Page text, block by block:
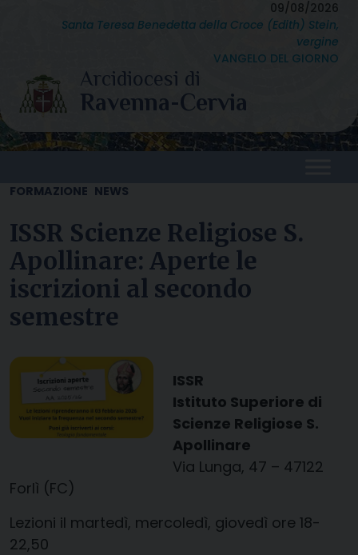
09/08/2026
Santa Teresa Benedetta della Croce (Edith) Stein,
vergine
VANGELO DEL GIORNO
FORMAZIONE NEWS
ISSR Scienze Religiose S.
Apollinare: Aperte le
iscrizioni al secondo
semestre
ISSR
Istituto Superiore di
Scienze Religiose S.
Apollinare
Via Lunga, 47 – 47122
Forlì (FC)
Lezioni il martedì, mercoledì, giovedì ore 18-
22,50